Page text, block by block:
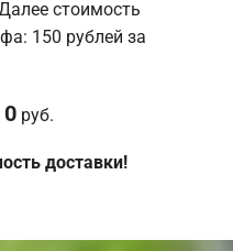
стоимость
150 рублей за
0 руб.
доставки!